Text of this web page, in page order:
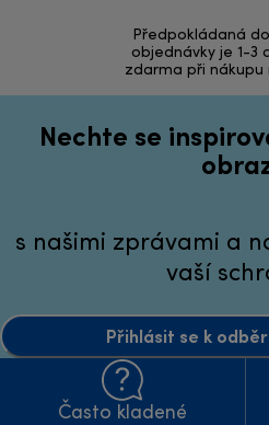
Předpokládaná
objednávky je 1-3
zdarma při nákupu
Nechte se
s našimi zprávami a
vaší
Přihlásit se k
Často kladené